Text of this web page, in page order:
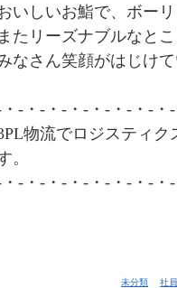
いしいお鮨で、ボー
またリーズナブルなと
なさん笑顔がはじけ
-・-・-・-・-・-・-・
物流でロジスティ
。
-・-・-・-・-・-・-・
未分類 社